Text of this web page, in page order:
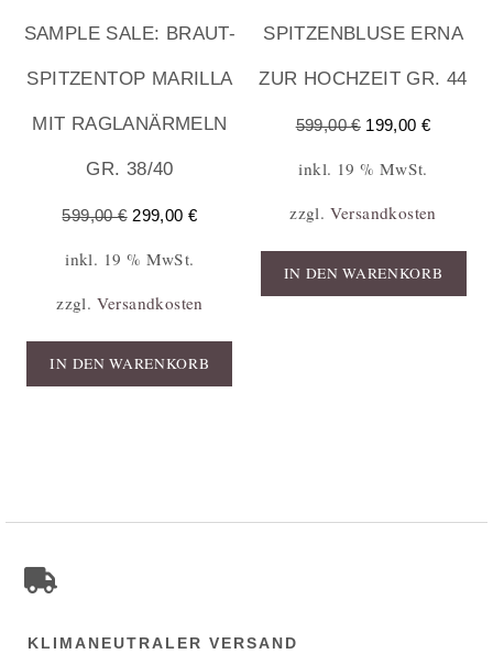
SAMPLE SALE: BRAUT-
SPITZENTOP MARILLA
MIT RAGLANÄRMELN
GR. 38/40
599,00€ 299,00 €
inkl. 19 % MwSt.
zzgl. Versandkosten
IN DEN WARENKORB
SPITZENBLUSE ERNA
ZUR HOCHZEIT GR. 44
599,00€ 199,00€
inkl. 19 % MwSt.
zzgl. Versandkosten
IN DEN WARENKORB
KLIMANEUTRALER VERSAND